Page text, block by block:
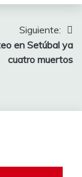
Siguiente:
en Setúbal ya
cuatro muertos